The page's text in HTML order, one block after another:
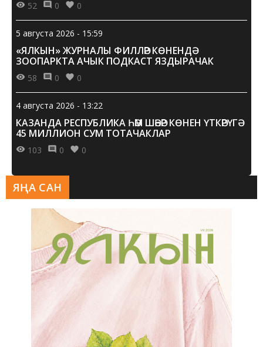
52 0 0
5 августа 2026 - 15:59
«ЯЛКЫН» ЖУРНАЛЫ ФИЛЛӘР КӨНЕНДӘ
ЗООПАРКТА АЧЫК ПОДКАСТ ЯЗДЫРАЧАК
58 0 0
4 августа 2026 - 13:22
КАЗАНДА РЕСПУБЛИКА ҺӘМ ШӘҺӘР КӨНЕН ҮТКӘРҮГӘ
45 МИЛЛИОН СУМ ТОТАЧАКЛАР
103 0 0
ЯҢА САН